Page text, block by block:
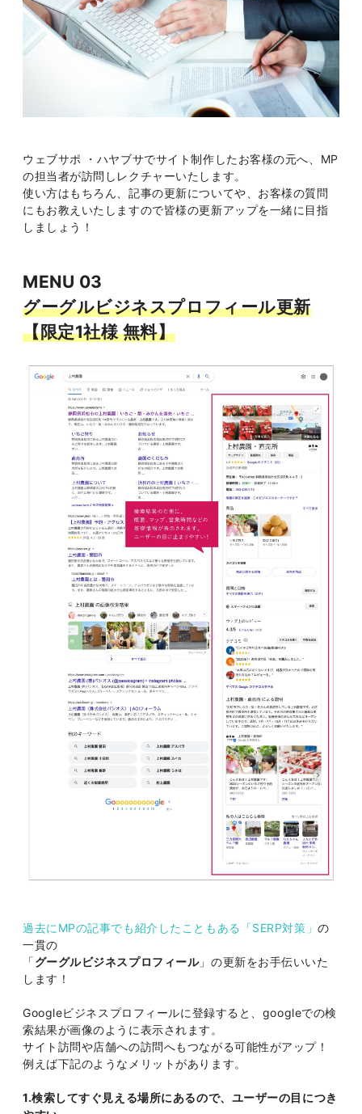
ウェブサポ ・ハヤブサでサイト制作したお客様の元へ、MP
の担当者が訪問しレクチャーいたします。
使い方はもちろん、記事の更新についてや、お客様の質問
にもお教えいたしますので皆様の更新アップを一緒に目指
しましょう！
MENU 03
グーグルビジネスプロフィール更新
【限定1社様 無料】
過去にMPの記事でも紹介したこともある「SERP対策」の
一貫の
「グーグルビジネスプロフィール」の更新をお手伝いいた
します！
Googleビジネスプロフィールに登録すると、googleでの検
索結果が画像のように表示されます。
サイト訪問や店舗への訪問へもつながる可能性がアップ！
例えば下記のようなメリットがあります。
1.検索してすぐ見える場所にあるので、ユーザーの目につき